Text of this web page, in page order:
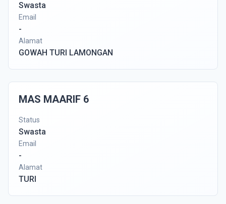
Swasta
Email
-
Alamat
GOWAH TURI LAMONGAN
MAS MAARIF 6
Status
Swasta
Email
-
Alamat
TURI